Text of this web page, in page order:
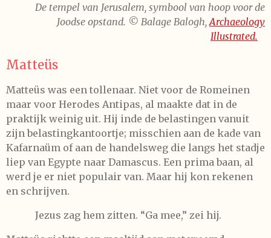
De tempel van Jerusalem, symbool van hoop voor de
Joodse opstand. © Balage Balogh, Archaeology
Illustrated.
Matteüs
Matteüs was een tollenaar. Niet voor de Romeinen
maar voor Herodes Antipas, al maakte dat in de
praktijk weinig uit. Hij inde de belastingen vanuit
zijn belastingkantoortje; misschien aan de kade van
Kafarnaüm of aan de handelsweg die langs het stadje
liep van Egypte naar Damascus. Een prima baan, al
werd je er niet populair van. Maar hij kon rekenen
en schrijven.
Jezus zag hem zitten. “Ga mee,” zei hij.